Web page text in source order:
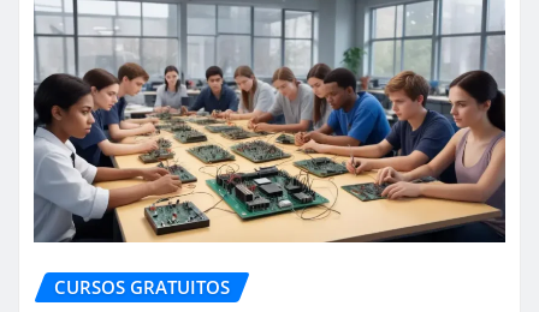
CURSOS GRATUITOS